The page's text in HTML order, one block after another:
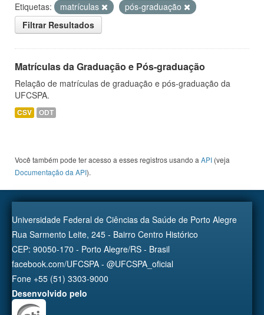
Etiquetas:
matrículas
pós-graduação
Filtrar Resultados
Matrículas da Graduação e Pós-graduação
Relação de matrículas de graduação e pós-graduação da
UFCSPA.
CSV ODT
Você também pode ter acesso a esses registros usando a API (veja
Documentação da API).
Universidade Federal de Ciências da Saúde de Porto Alegre
Rua Sarmento Leite, 245 - Bairro Centro Histórico
CEP: 90050-170 - Porto Alegre/RS - Brasil
facebook.com/UFCSPA - @UFCSPA_oficial
Fone +55 (51) 3303-9000
Desenvolvido pelo